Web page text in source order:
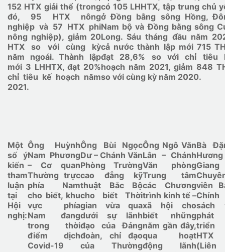
152 HTX giải thể (trong
đó, 95 HTX nông
nghiệp và 57 HTX phi
nông nghiệp), giảm 20
HTX so với cùng kỳ
năm ngoái. Thành lập
mới 3 LHHTX, đạt 20%
chỉ tiêu kế hoạch năm
2021.
có 105 LHHTX, tập trung chủ
ở Đồng bằng sông Hồng,
Nam bộ và Đồng bằng sông
Long. Sáu tháng đầu năm
cả nước thành lập mới 715
đạt 28,6% so với chỉ tiêu
hoạch năm 2021, giảm 848
so với cùng kỳ năm 2020.
Một
số ý
kiến
tham
luận
tại
Hội
nghị:
Ông Huỳnh
Nam Phương
– Cơ quan
Thường trực
phía Nam
cho biết, khu
vực phía
Nam đang
trong thời
điểm dịch
Covid-19
Ông Bùi Ngọc
Dư – Chánh Văn
Phòng Trường
cao đẳng kỹ
thuật Bắc Bộ
cho biết Thời
gian vừa qua
dưới sự lãnh
đạo của Đảng
đoàn, chỉ đạo
của Thường
Ông Ngô Văn
Lân – Chánh
Văn phòng
Trung tâm
các Chương
trình kinh tế –
xã hội cho
biết những
năm gần đây,
qua hoạt
động lãnh
Bà
Hương
viên
Chính
sách
phát
triển
HTX
(Liên